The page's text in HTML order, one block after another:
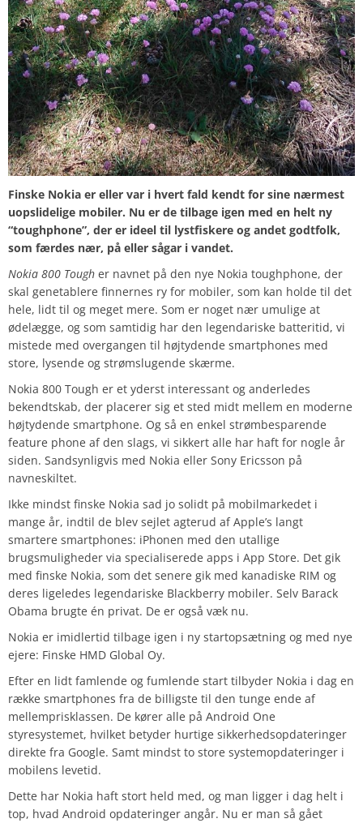
Finske Nokia er eller var i hvert fald kendt for sine nærmest
uopslidelige mobiler. Nu er de tilbage igen med en helt ny
“toughphone”, der er ideel til lystfiskere og andet godtfolk,
som færdes nær, på eller sågar i vandet.
Nokia 800 Tough er navnet på den nye Nokia toughphone, der
skal genetablere finnernes ry for mobiler, som kan holde til det
hele, lidt til og meget mere. Som er noget nær umulige at
ødelægge, og som samtidig har den legendariske batteritid, vi
mistede med overgangen til højtydende smartphones med
store, lysende og strømslugende skærme.
Nokia 800 Tough er et yderst interessant og anderledes
bekendtskab, der placerer sig et sted midt mellem en moderne
højtydende smartphone. Og så en enkel strømbesparende
feature phone af den slags, vi sikkert alle har haft for nogle år
siden. Sandsynligvis med Nokia eller Sony Ericsson på
navneskiltet.
Ikke mindst finske Nokia sad jo solidt på mobilmarkedet i
mange år, indtil de blev sejlet agterud af Apple’s langt
smartere smartphones: iPhonen med den utallige
brugsmuligheder via specialiserede apps i App Store. Det gik
med finske Nokia, som det senere gik med kanadiske RIM og
deres ligeledes legendariske Blackberry mobiler. Selv Barack
Obama brugte én privat. De er også væk nu.
Nokia er imidlertid tilbage igen i ny startopsætning og med nye
ejere: Finske HMD Global Oy.
Efter en lidt famlende og fumlende start tilbyder Nokia i dag en
række smartphones fra de billigste til den tunge ende af
mellemprisklassen. De kører alle på Android One
styresystemet, hvilket betyder hurtige sikkerhedsopdateringer
direkte fra Google. Samt mindst to store systemopdateringer i
mobilens levetid.
Dette har Nokia haft stort held med, og man ligger i dag helt i
top, hvad Android opdateringer angår. Nu er man så gået